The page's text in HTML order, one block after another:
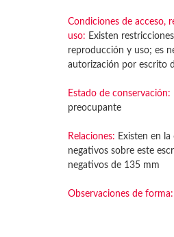
Condiciones de acceso,
uso: Existen
reproducción y uso; es
autorización por escrito
Estado de conservación:
preocupante
Relaciones: Existen en
negativos sobre este
negativos de 135 mm
Observaciones de forma: